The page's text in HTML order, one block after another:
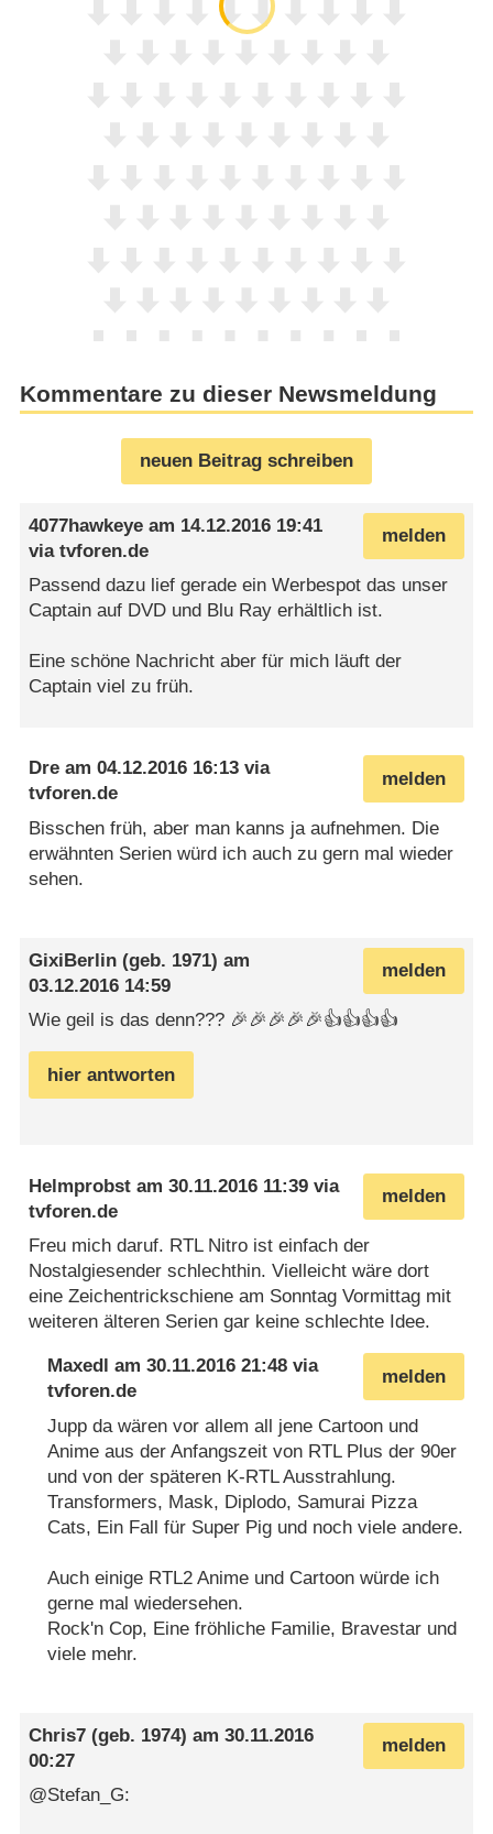
Kommentare zu dieser Newsmeldung
neuen Beitrag schreiben
melden
4077hawkeye am 14.12.2016 19:41
viatvforen.de
Passend dazu lief gerade ein Werbespot das unser
Captain auf DVD und Blu Ray erhältlich ist.
Eine schöne Nachricht aber für mich läuft der
Captain viel zu früh.
melden
Dre am04.12.2016 16:13 via
tvforen.de
Bisschen früh, aber man kanns ja aufnehmen. Die
erwähnten Serien würd ich auch zu gern mal wieder
sehen.
melden
GixiBerlin (geb. 1971) am
03.12.2016 14:59
Wie geil is das denn??? 🎉🎉🎉🎉🎉👍👍👍👍
hier antworten
melden
Helmprobst am30.11.2016 11:39 via
tvforen.de
Freu mich daruf. RTL Nitro ist einfach der
Nostalgiesender schlechthin. Vielleicht wäre dort
eine Zeichentrickschiene am Sonntag Vormittag mit
weiteren älteren Serien gar keine schlechte Idee.
melden
Maxedl am30.11.2016 21:48 via
tvforen.de
Jupp da wären vor allem all jene Cartoon und
Anime aus der Anfangszeit von RTL Plus der 90er
und von der späteren K-RTL Ausstrahlung.
Transformers, Mask, Diplodo, Samurai Pizza
Cats, Ein Fall für Super Pig und noch viele andere.
Auch einige RTL2 Anime und Cartoon würde ich
gerne mal wiedersehen.
Rock'n Cop, Eine fröhliche Familie, Bravestar und
viele mehr.
melden
Chris7 (geb. 1974) am30.11.2016
00:27
@Stefan_G: